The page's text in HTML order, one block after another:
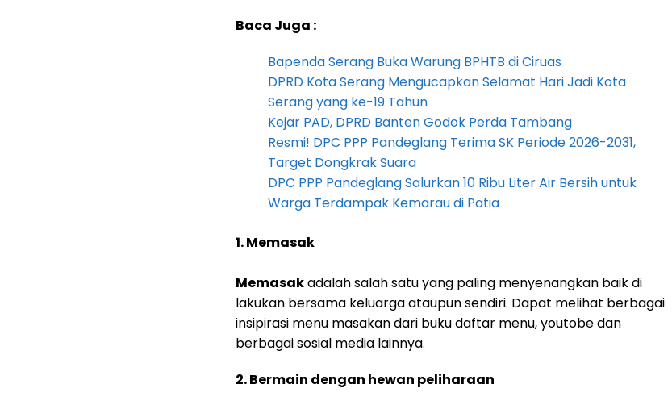
Baca Juga :
Bapenda Serang Buka Warung BPHTB di Ciruas
DPRD Kota Serang Mengucapkan Selamat Hari Jadi Kota
Serang yang ke-19 Tahun
Kejar PAD, DPRD Banten Godok Perda Tambang
Resmi! DPC PPP Pandeglang Terima SK Periode 2026-2031,
Target Dongkrak Suara
DPC PPP Pandeglang Salurkan 10 Ribu Liter Air Bersih untuk
Warga Terdampak Kemarau di Patia
1. Memasak
Memasakadalah salah satu yang paling menyenangkan baik di
lakukan bersama keluarga ataupun sendiri. Dapat melihat berbagai
insipirasi menu masakan dari buku daftar menu, youtobe dan
berbagai sosial media lainnya.
2. Bermain dengan hewan peliharaan